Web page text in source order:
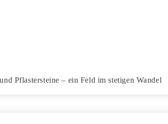
Pflastersteine – ein Feld im stetigen Wandel